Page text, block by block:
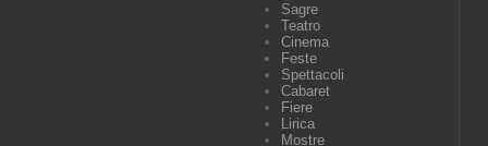
Sagre
Teatro
Cinema
Feste
Spettacoli
Cabaret
Fiere
Lirica
Mostre